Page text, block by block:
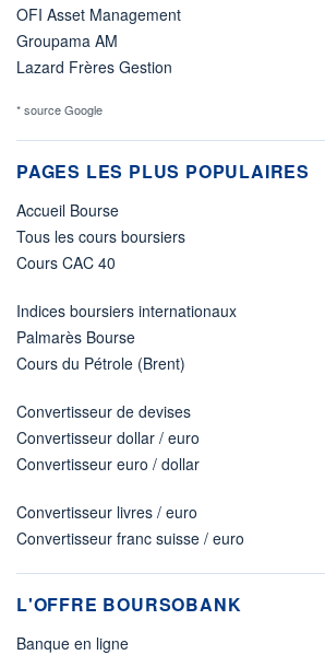
OFI Asset Management
Groupama AM
Lazard Frères Gestion
* source Google
PAGES LES PLUS POPULAIRES
Accueil Bourse
Tous les cours boursiers
Cours CAC 40
Indices boursiers internationaux
Palmarès Bourse
Cours du Pétrole (Brent)
Convertisseur de devises
Convertisseur dollar / euro
Convertisseur euro / dollar
Convertisseur livres / euro
Convertisseur franc suisse / euro
L'OFFRE BOURSOBANK
Banque en ligne